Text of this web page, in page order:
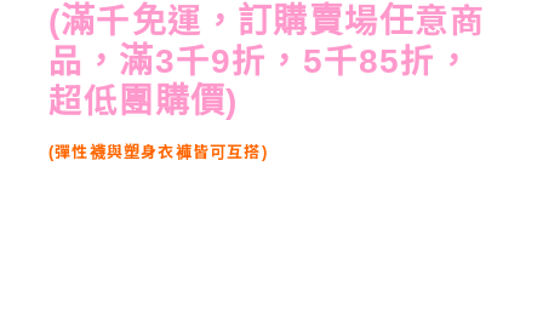
(滿千免運，訂購賣場任意商
品，滿3千9折，5千85折，
超低團購價)
(彈性襪與塑身衣褲皆可互搭)